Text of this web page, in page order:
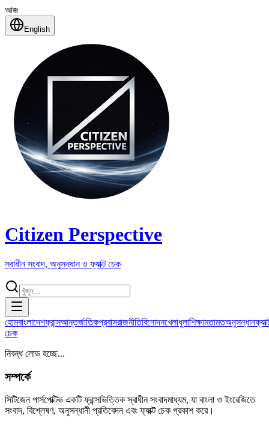
আজ
English
Citizen Perspective
স্বাধীন সংবাদ, অনুসন্ধান ও ফ্যাক্ট চেক
হোমবাংলাদেশফ্রান্সআন্তর্জাতিকপ্রবাসরাজনীতিবিনোদনখেলাধুলাশিক্ষামতামতঅনুসন্ধান
চেক
নিবন্ধ লোড হচ্ছে...
সম্পর্কে
সিটিজেন পার্সপেক্টিভ একটি ফ্রান্সভিত্তিক স্বাধীন সংবাদমাধ্যম, যা বাংলা ও ইংরেজিতে
সংবাদ, বিশ্লেষণ, অনুসন্ধানী প্রতিবেদন এবং ফ্যাক্ট চেক প্রকাশ করে।